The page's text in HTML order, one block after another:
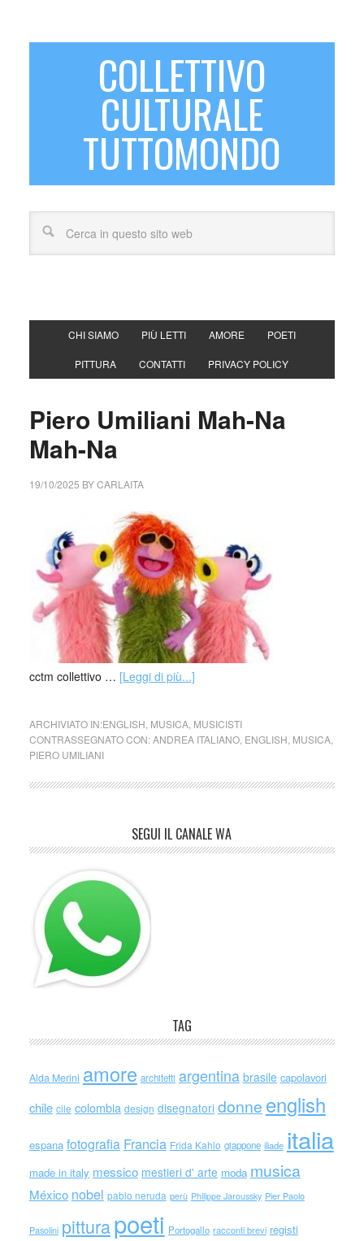
COLLETTIVO
CULTURALE
TUTTOMONDO
CHI SIAMO PIÙ LETTI AMORE POETI
PITTURA CONTATTI PRIVACY POLICY
Piero Umiliani Mah-Na
Mah-Na
19/10/2025 BYCARLAITA
cctm collettivo … [Leggi di più...]
ARCHIVIATO IN:ENGLISH MUSICA, MUSICISTI
CONTRASSEGNATO CON:ANDREA ITALIANO, ENGLISH MUSICA,
PIERO UMILIANI
SEGUI IL CANALE WA
TAG
Alda Merini amore architetti argentina brasile capolavori
chile cile colombia design disegnatori donne english
espana fotografia Francia Frida Kahlo giappone iliade italia
made in italy messico mestieri d' arte moda musica
México nobel pablo neruda perù Philippe Jaroussky Pier Paolo
Pasolini pitturapoeti Portogallo racconti brevi registi